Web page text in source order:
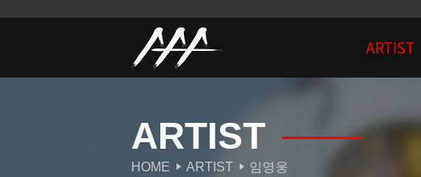
ARTIST
ARTIST
HOME ARTIST 임영웅